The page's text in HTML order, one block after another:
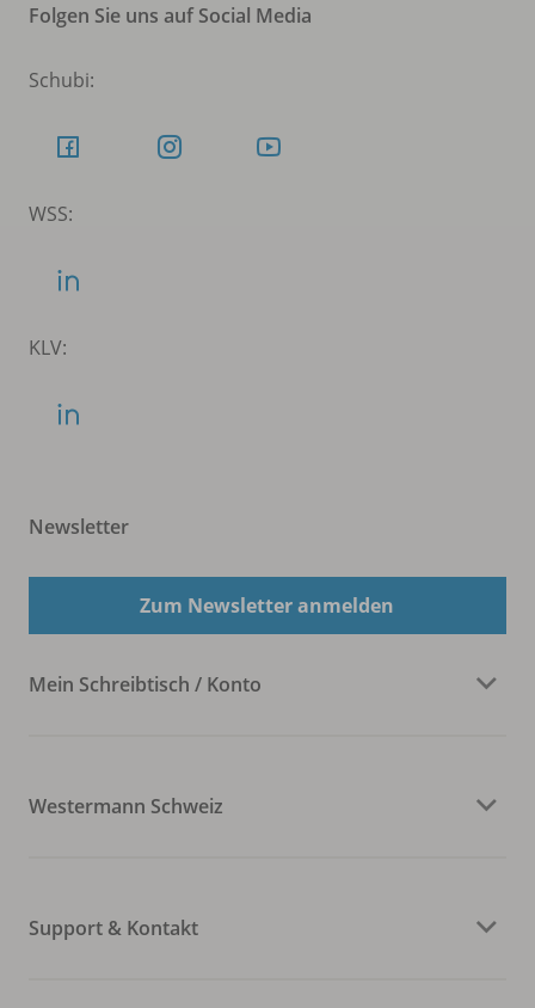
Folgen Sie uns auf Social Media
Schubi:
WSS:
KLV:
Newsletter
Zum Newsletter anmelden
Mein Schreibtisch / Konto
Westermann Schweiz
Support & Kontakt